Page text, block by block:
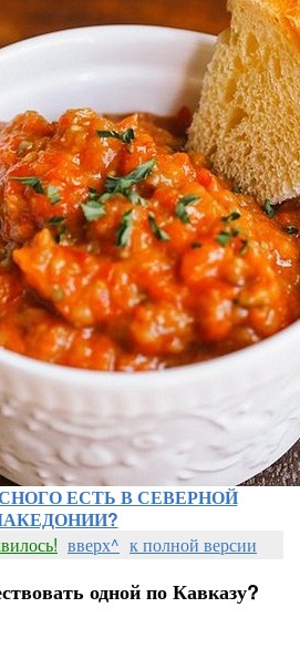
ЕСТЬ В СЕВЕРНОЙ
вверх^ к полной версии
одной по Кавказу?